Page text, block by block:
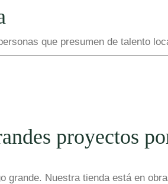
que presumen de talento
proyectos
grande. Nuestra tienda está en